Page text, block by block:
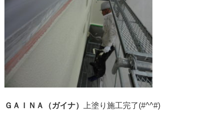
ＧＡＩＮＡ（ガイナ） 上塗り施工完了(#^^#)